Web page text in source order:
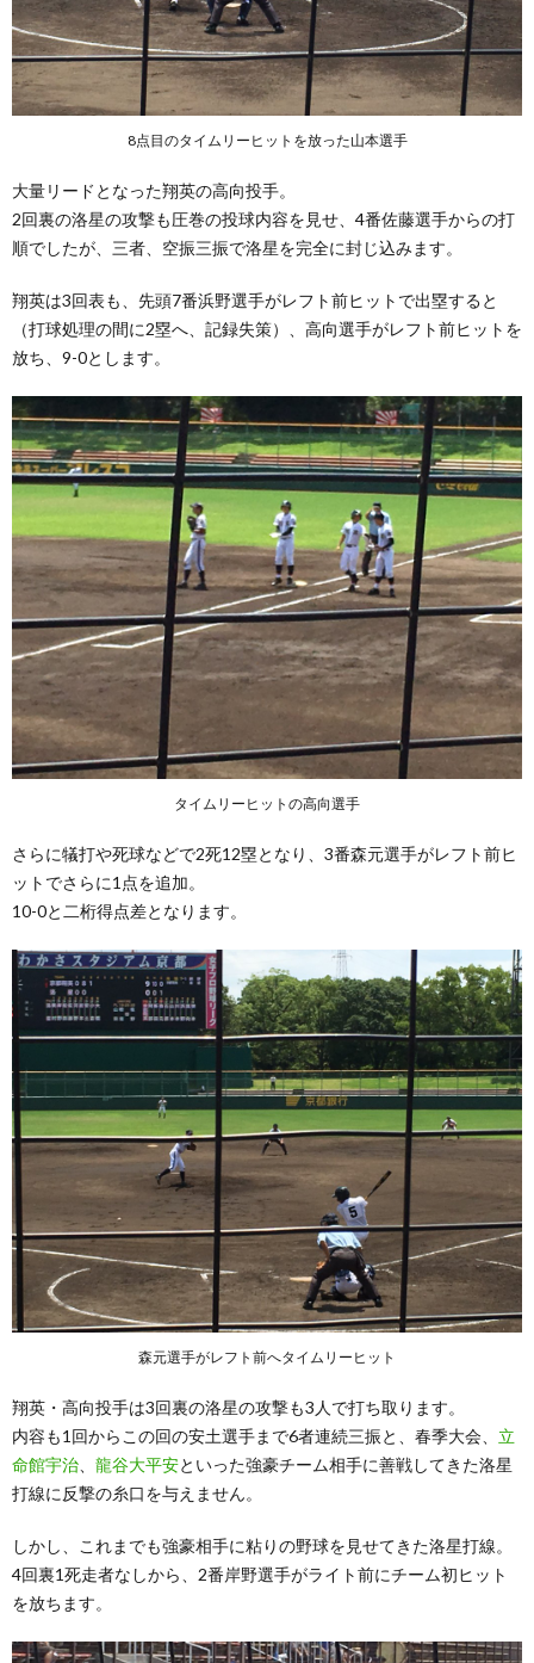
8点目のタイムリーヒットを放った山本選手
大量リードとなった翔英の高向投手。
2回裏の洛星の攻撃も圧巻の投球内容を見せ、4番佐藤選手からの打
順でしたが、三者、空振三振で洛星を完全に封じ込みます。
翔英は3回表も、先頭7番浜野選手がレフト前ヒットで出塁すると
（打球処理の間に2塁へ、記録失策）、高向選手がレフト前ヒットを
放ち、9-0とします。
タイムリーヒットの高向選手
さらに犠打や死球などで2死12塁となり、3番森元選手がレフト前ヒ
ットでさらに1点を追加。
10-0と二桁得点差となります。
森元選手がレフト前へタイムリーヒット
翔英・高向投手は3回裏の洛星の攻撃も3人で打ち取ります。
内容も1回からこの回の安土選手まで6者連続三振と、春季大会、 立
命館宇治
龍谷大平安といった強豪チーム相手に善戦してきた洛星
打線に反撃の糸口を与えません。
しかし、これまでも強豪相手に粘りの野球を見せてきた洛星打線。
4回裏1死走者なしから、2番岸野選手がライト前にチーム初ヒット
を放ちます。